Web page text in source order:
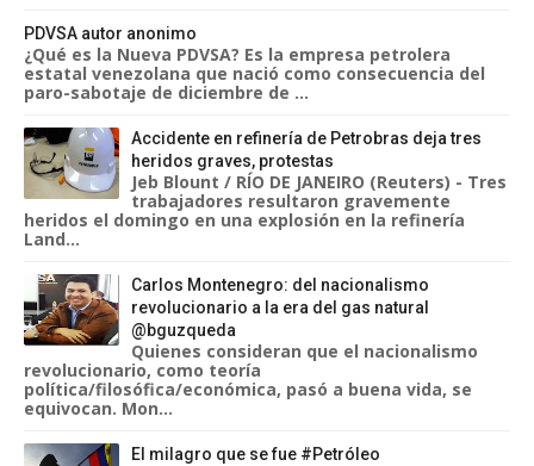
PDVSA autor anonimo
¿Qué es la Nueva PDVSA? Es la empresa petrolera
estatal venezolana que nació como consecuencia del
paro-sabotaje de diciembre de ...
Accidente en refinería de Petrobras deja tres
heridos graves, protestas
Jeb Blount / RÍO DE JANEIRO (Reuters) - Tres
trabajadores resultaron gravemente
heridos el domingo en una explosión en la refinería
Land...
Carlos Montenegro: del nacionalismo
revolucionario a la era del gas natural
@bguzqueda
Quienes consideran que el nacionalismo
revolucionario, como teoría
política/filosófica/económica, pasó a buena vida, se
equivocan. Mon...
El milagro que se fue #Petróleo